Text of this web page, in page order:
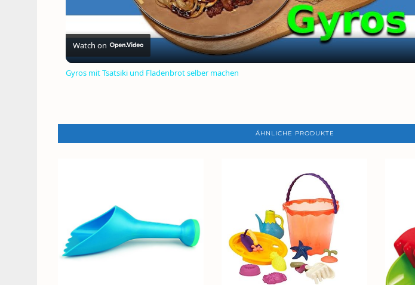
VIDEO
Watch on
Gyros mit Tsatsiki und Fladenbrot selber machen
ÄHNLICHE PRODUKTE